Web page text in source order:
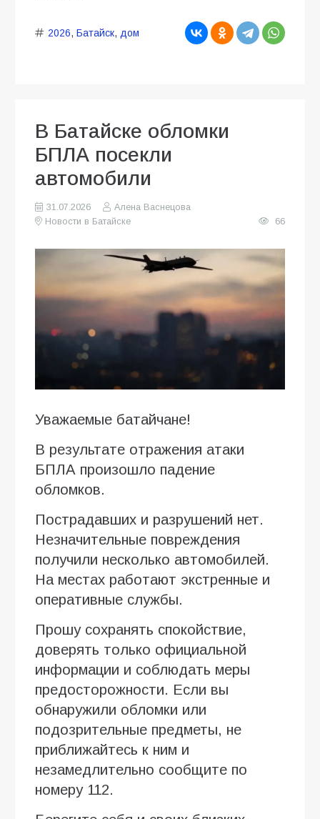
2026, Батайск, дом
В Батайске обломки
БПЛА посекли
автомобили
31.07.2026
Алена Васнецова
Новости в Батайске
66
Уважаемые батайчане!
В результате отражения атаки
БПЛА произошло падение
обломков.
Пострадавших и разрушений нет.
Незначительные повреждения
получили несколько автомобилей.
На местах работают экстренные и
оперативные службы.
Прошу сохранять спокойствие,
доверять только официальной
информации и соблюдать меры
предосторожности. Если вы
обнаружили обломки или
подозрительные предметы, не
приближайтесь к ним и
незамедлительно сообщите по
номеру 112.